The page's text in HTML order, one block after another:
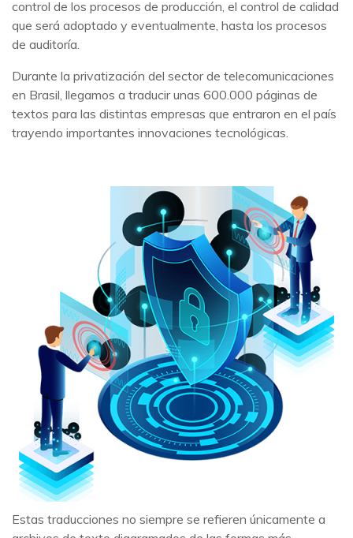
control de los procesos de producción, el control de calidad
que será adoptado y eventualmente, hasta los procesos
de auditoría.
Durante la privatización del sector de telecomunicaciones
en Brasil, llegamos a traducir unas 600.000 páginas de
textos para las distintas empresas que entraron en el país
trayendo importantes innovaciones tecnológicas.
Estas traducciones no siempre se refieren únicamente a